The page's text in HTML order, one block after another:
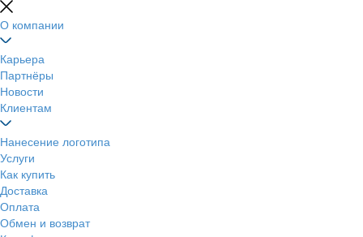
О компании
Карьера
Партнёры
Новости
Клиентам
Нанесение логотипа
Услуги
Как купить
Доставка
Оплата
Обмен и возврат